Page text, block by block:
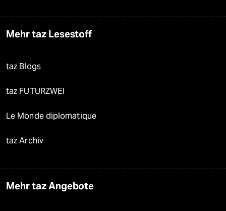
Mehr taz Lesestoff
taz Blogs
taz FUTURZWEI
Le Monde diplomatique
taz Archiv
Mehr taz Angebote